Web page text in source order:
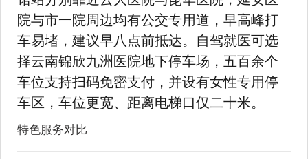
院与市一院周边均有公交专用道，早高峰打
车易堵，建议早八点前抵达。自驾就医可选
择云南锦欣九洲医院地下停车场，五百余个
车位支持扫码免密支付，并设有女性专用停
车区，车位更宽、距离电梯口仅二十米。
特色服务对比